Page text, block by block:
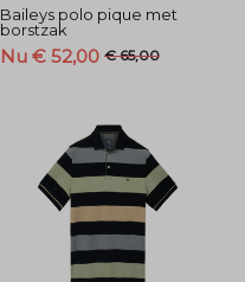
Baileys polo pique met
borstzak
Nu € 52,00 € 65,00